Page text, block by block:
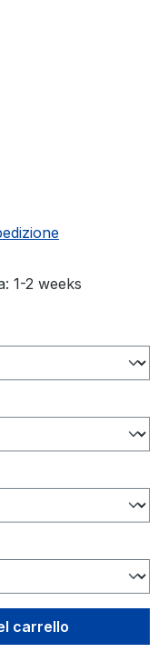
1-2 weeks
la
carrello